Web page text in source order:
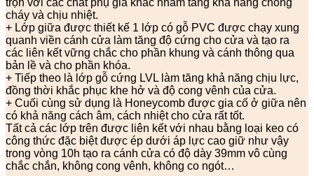
trộn với các chất phụ gia khác nhằm tăng khả năng chống
cháy và chịu nhiệt.
+ Lớp giữa được thiết kế 1 lớp có gỗ PVC được chạy xung
quanh viền cánh cửa làm tăng độ cứng cho cửa và tạo ra
các liên kết vững chắc cho phần khung và cánh thông qua
bản lề và cho phần khóa.
+ Tiếp theo là lớp gỗ cứng LVL làm tăng khả năng chịu lực,
đồng thời khắc phục khe hở và độ cong vênh của cửa.
+ Cuối cùng sử dụng là Honeycomb được gia cố ở giữa nên
có khả năng cách âm, cách nhiệt cho cửa rất tốt.
Tất cả các lớp trên được liên kết với nhau bằng loại keo có
công thức đặc biệt được ép dưới áp lực cao giữ như vậy
trong vòng 10h tạo ra cánh cửa có độ dày 39mm vô cùng
chắc chắn, không cong vênh, không co ngót…